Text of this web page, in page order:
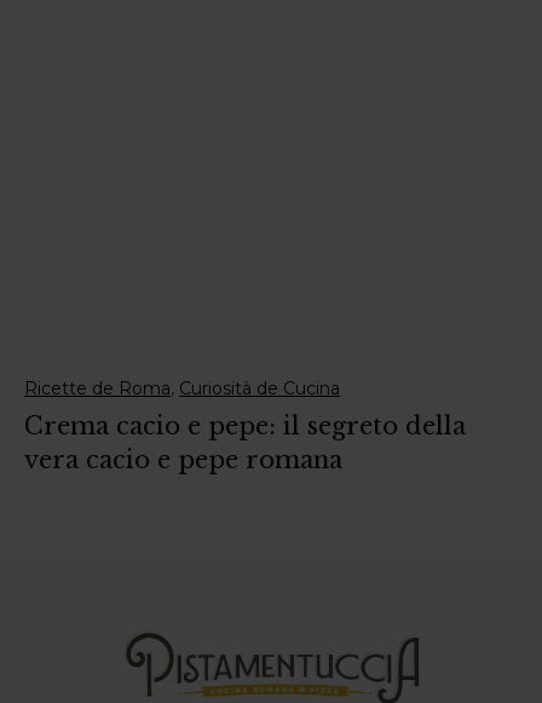
Ricette de Roma, Curiosità de Cucina
Crema cacio e pepe: il segreto della
vera cacio e pepe romana